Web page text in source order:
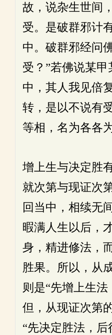
故，说杂生世间
受。是破群邪计
中。破群邪经问
受？”若佛说某
中，其人我见倍
转，是以不说有
等相，名为各各
增上生与决定胜
就次第与现证次
回当中，相续无
暇满人生以后，
身，精进修法，
胜果。所以，从
则是“先增上生法
但，从现证次第
“先决定胜法，后